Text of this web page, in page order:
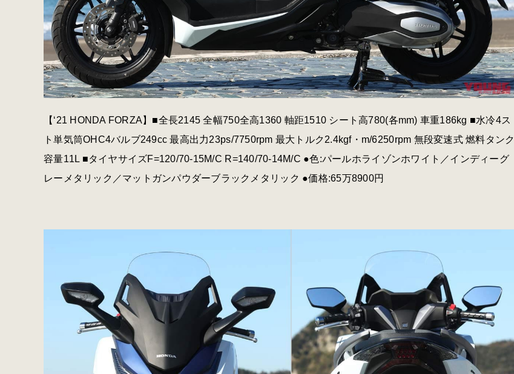
【‘21 HONDA FORZA】■全長2145 全幅750全高1360 軸距1510 シート高780(各mm) 車重186kg ■水冷4ス
ト単気筒OHC4バルブ249cc 最高出力23ps/7750rpm 最大トルク2.4kgf・m/6250rpm 無段変速式 燃料タンク
容量11L ■タイヤサイズF=120/70-15M/C R=140/70-14M/C ●色:パールホライゾンホワイト／インディーグ
レーメタリック／マットガンパウダーブラックメタリック ●価格:65万8900円